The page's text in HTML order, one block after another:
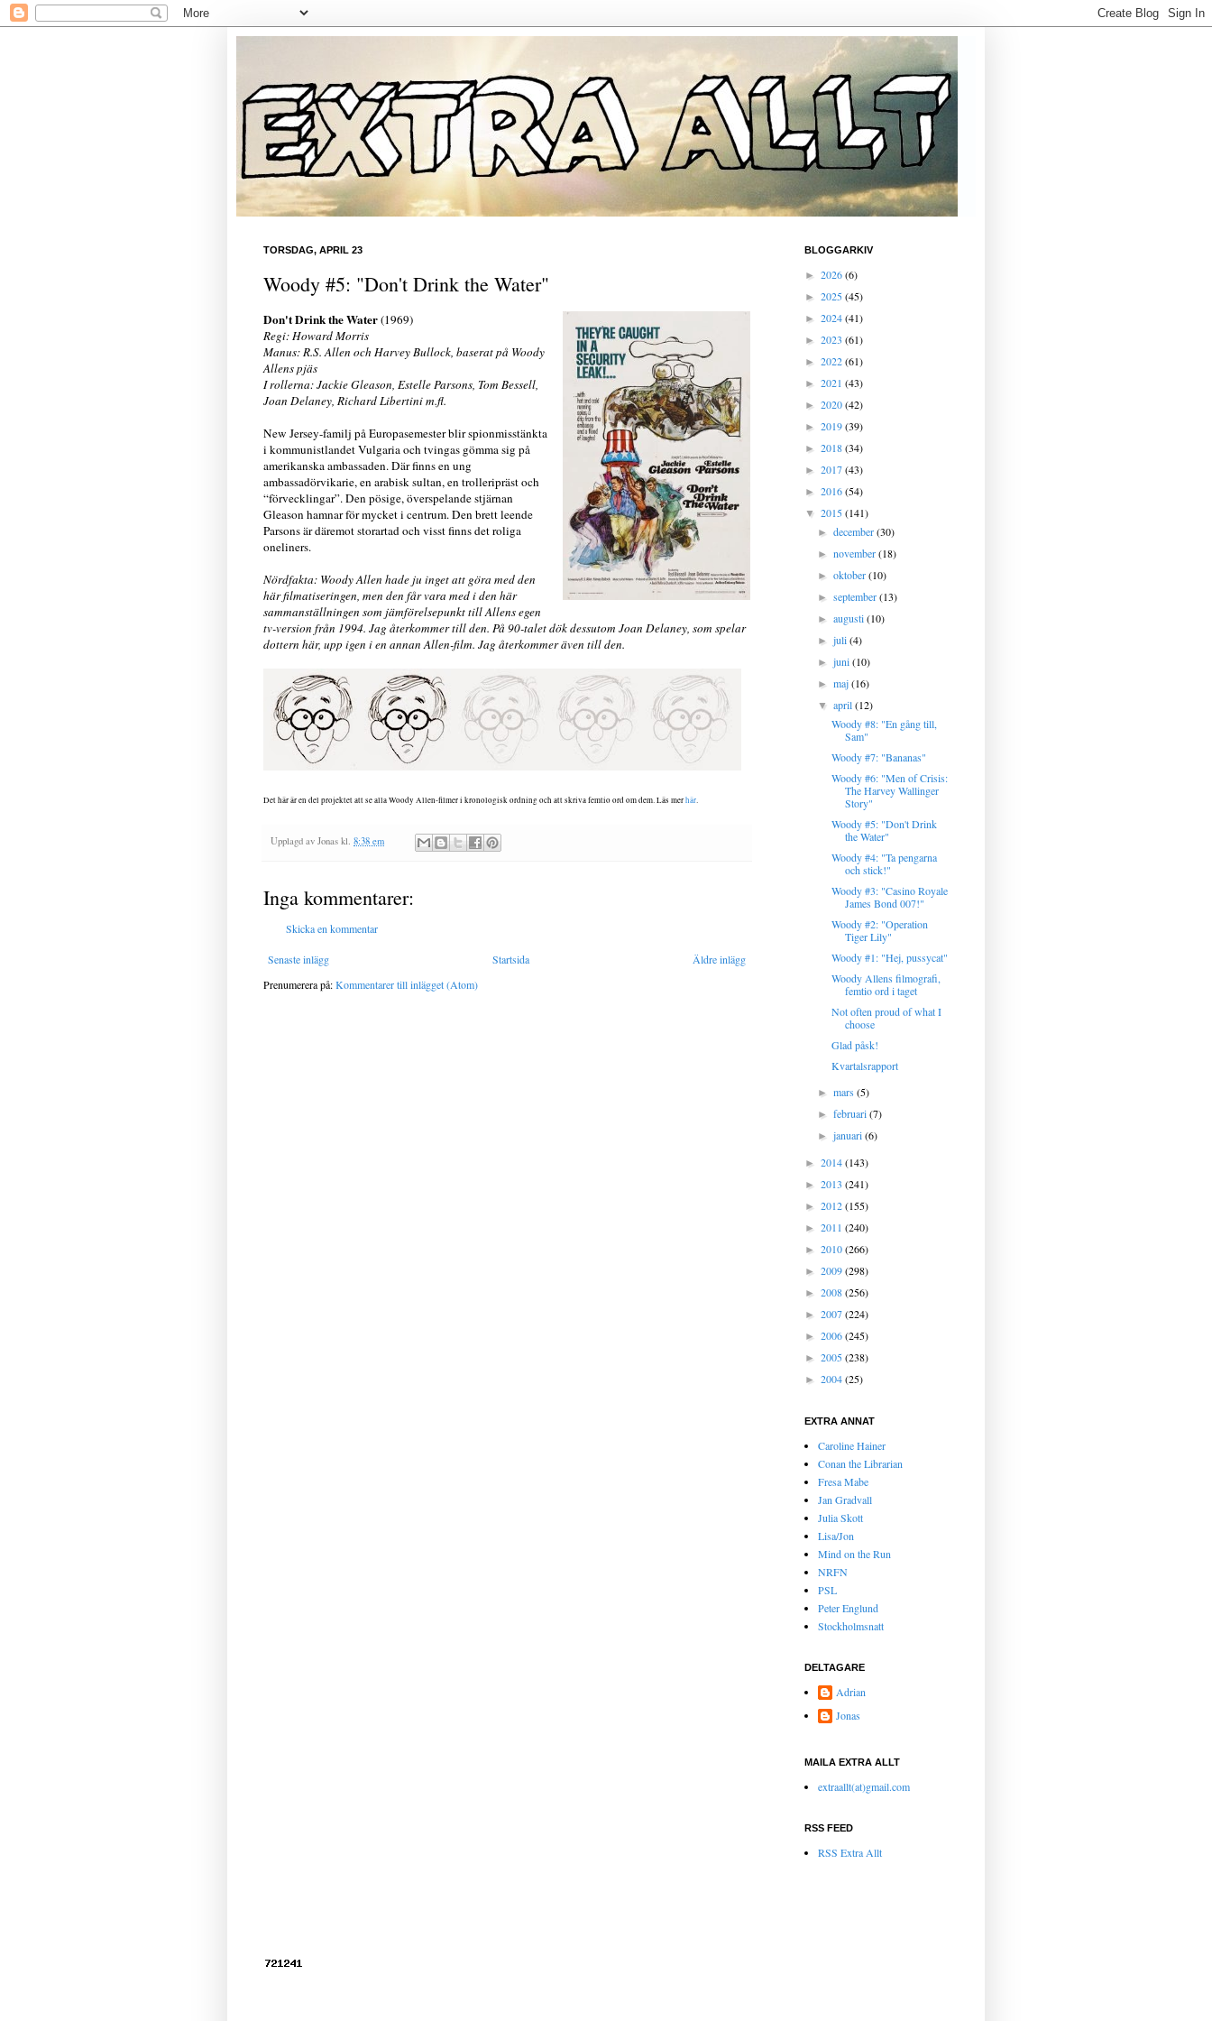
TORSDAG, APRIL 23
Woody #5: "Don't Drink the Water"
Don't Drink the Water(1969)
Regi: Howard Morris
Manus: R.S. Allen och Harvey Bullock, baserat på Woody
Allens pjäs
I rollerna: Jackie Gleason, Estelle Parsons, Tom Bessell,
Joan Delaney, Richard Libertini m.fl.
New Jersey-familj på Europasemester blir spionmisstänkta
i kommunistlandet Vulgaria och tvingas gömma sig på
amerikanska ambassaden. Där finns en ung
ambassadörvikarie, en arabisk sultan, en trolleripräst och
“förvecklingar”. Den pösige, överspelande stjärnan
Gleason hamnar för mycket i centrum. Den brett leende
Parsons är däremot storartad och visst finns det roliga
oneliners.
Nördfakta: Woody Allen hade ju inget att göra med den
här filmatiseringen, men den får vara med i den här
sammanställningen som jämförelsepunkt till Allens egen
tv-version från 1994. Jag återkommer till den. På 90-talet dök dessutom Joan Delaney, som spelar
dottern här, upp igen i en annan Allen-film. Jag återkommer även till den.
Det här är en del projektet att se alla Woody Allen-filmer i kronologisk ordning och att skriva femtio ord om dem. Läs merhär.
Upplagd av Jonas kl. 8:38 em
Inga kommentarer:
Skicka en kommentar
Senaste inlägg Äldre inlägg
Startsida
Prenumerera på:Kommentarer till inlägget (Atom)
BLOGGARKIV
► 2026(6)
► 2025(45)
► 2024(41)
► 2023 (61)
► 2022(61)
► 2021 (43)
► 2020(42)
► 2019(39)
► 2018(34)
► 2017(43)
► 2016(54)
▼ 2015(141)
►december(30)
►november(18)
►oktober(10)
►september(13)
►augusti(10)
►juli(4)
►juni(10)
►maj(16)
▼april(12)
Woody #8: "En gång till,
Sam"
Woody #7: "Bananas"
Woody #6: "Men of Crisis:
The Harvey Wallinger
Story"
Woody #5: "Don't Drink
the Water"
Woody #4: "Ta pengarna
och stick!"
Woody #3: "Casino Royale
James Bond 007!"
Woody #2: "Operation
Tiger Lily"
Woody #1: "Hej, pussycat"
Woody Allens filmografi,
femtio ord i taget
Not often proud of what I
choose
Glad påsk!
Kvartalsrapport
►mars(5)
►februari(7)
►januari(6)
► 2014(143)
► 2013 (241)
► 2012(155)
► 2011 (240)
► 2010(266)
► 2009(298)
► 2008(256)
► 2007(224)
► 2006(245)
► 2005(238)
► 2004(25)
EXTRA ANNAT
Caroline Hainer
Conan the Librarian
Fresa Mabe
Jan Gradvall
Julia Skott
Lisa/Jon
Mind on the Run
NRFN
PSL
Peter Englund
Stockholmsnatt
DELTAGARE
Adrian
Jonas
MAILA EXTRA ALLT
extraallt(at)gmail.com
RSS FEED
RSS Extra Allt